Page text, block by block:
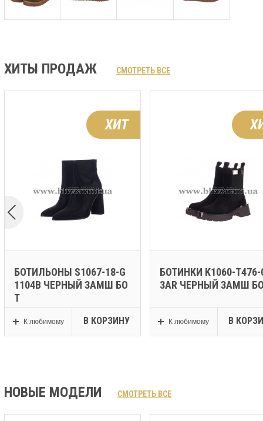
ХИТЫ ПРОДАЖ СМОТРЕТЬ ВСЕ
ХИТ
БОТИЛЬОНЫ S1067-18-G
1104B ЧЕРНЫЙ ЗАМШ БО
Т
К любимому В КОРЗИНУ
БОТИНКИ K1060-T476-
3AR ЧЕРНЫЙ ЗАМШ
К любимому В
НОВЫЕ МОДЕЛИ СМОТРЕТЬ ВСЕ